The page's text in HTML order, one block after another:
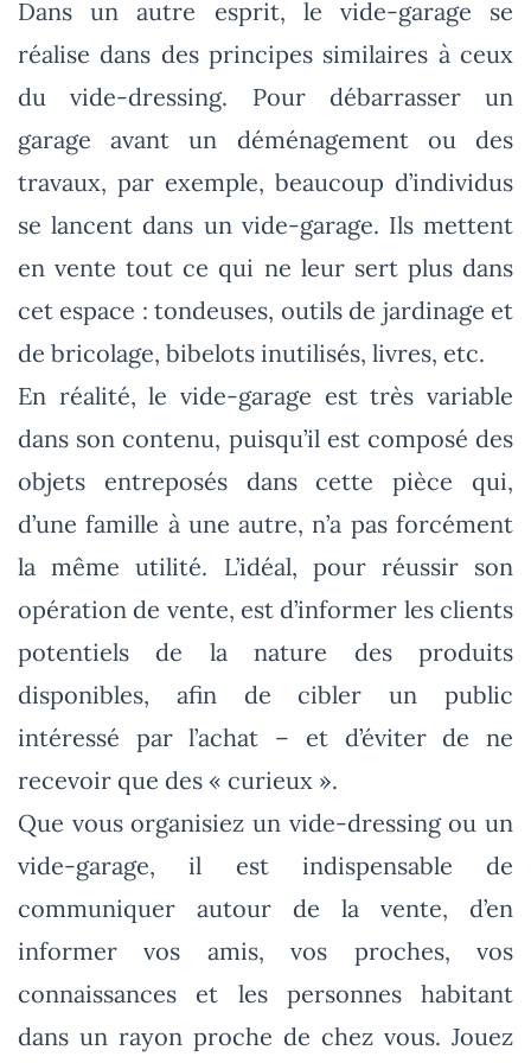
Dans un autre esprit, le vide-garage se
réalise dans des principes similaires à ceux
du vide-dressing. Pour débarrasser un
garage avant un déménagement ou des
travaux, par exemple, beaucoup d’individus
se lancent dans un vide-garage. Ils mettent
en vente tout ce qui ne leur sert plus dans
cet espace : tondeuses, outils de jardinage et
de bricolage, bibelots inutilisés, livres, etc.
En réalité, le vide-garage est très variable
dans son contenu, puisqu’il est composé des
objets entreposés dans cette pièce qui,
d’une famille à une autre, n’a pas forcément
la même utilité. L’idéal, pour réussir son
opération de vente, est d’informer les clients
potentiels de la nature des produits
disponibles, afin de cibler un public
intéressé par l’achat – et d’éviter de ne
recevoir que des « curieux ».
Que vous organisiez un vide-dressing ou un
vide-garage, il est indispensable de
communiquer autour de la vente, d’en
informer vos amis, vos proches, vos
connaissances et les personnes habitant
dans un rayon proche de chez vous. Jouez